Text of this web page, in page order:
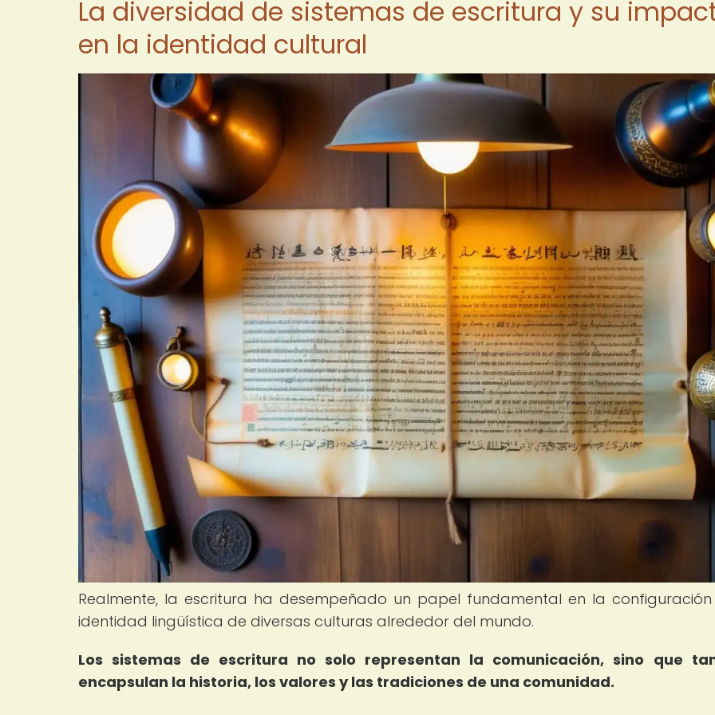
La diversidad de sistemas de escritura y su
en la identidad cultural
Realmente, la escritura ha desempeñado un papel fundamental en la
identidad lingüística de diversas culturas alrededor del mundo.
Los sistemas de escritura no solo representan la comunicación, sino que
encapsulan la historia, los valores y las tradiciones de una comunidad.